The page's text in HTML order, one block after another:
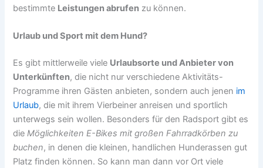
bestimmte Leistungen abrufen zu können.
Urlaub und Sport mit dem Hund?
Es gibt mittlerweile viele Urlaubsorte und Anbieter von
Unterkünften, die nicht nur verschiedene Aktivitäts-
Programme ihren Gästen anbieten, sondern auch jenen im
Urlaub, die mit ihrem Vierbeiner anreisen und sportlich
unterwegs sein wollen. Besonders für den Radsport gibt es
dieMöglichkeiten E-Bikes mit großen Fahrradkörben zu
buchen, in denen die kleinen, handlichen Hunderassen gut
Platz finden können. So kann man dann vor Ort viele